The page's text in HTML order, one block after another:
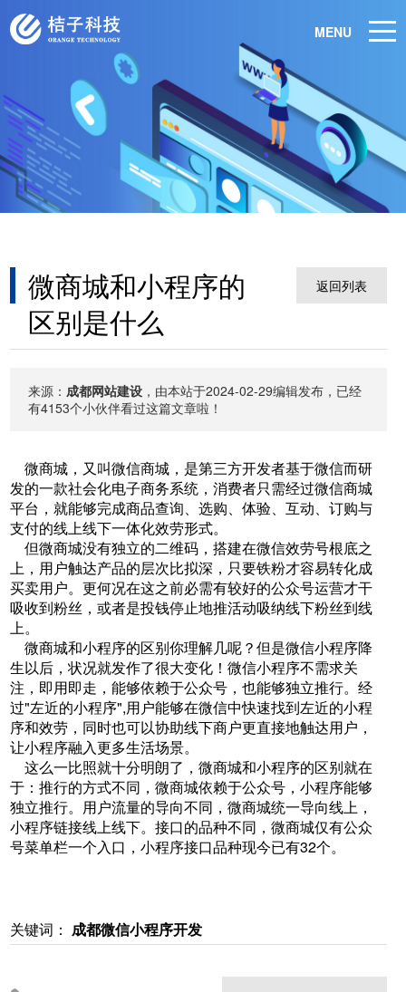
MENU
微商城和小程序的
区别是什么
返回列表
来源：成都网站建设 ，由本站于2024-02-29编辑发布，已经
有4153个小伙伴看过这篇文章啦！
微商城，又叫微信商城，是第三方开发者基于微信而研
发的一款社会化电子商务系统，消费者只需经过微信商城
平台，就能够完成商品查询、选购、体验、互动、订购与
支付的线上线下一体化效劳形式。
但微商城没有独立的二维码，搭建在微信效劳号根底之
上，用户触达产品的层次比拟深，只要铁粉才容易转化成
买卖用户。更何况在这之前必需有较好的公众号运营才干
吸收到粉丝，或者是投钱停止地推活动吸纳线下粉丝到线
上。
微商城和小程序的区别你理解几呢？但是微信小程序降
生以后，状况就发作了很大变化！微信小程序不需求关
注，即用即走，能够依赖于公众号，也能够独立推行。经
过"左近的小程序",用户能够在微信中快速找到左近的小程
序和效劳，同时也可以协助线下商户更直接地触达用户，
让小程序融入更多生活场景。
这么一比照就十分明朗了，微商城和小程序的区别就在
于：推行的方式不同，微商城依赖于公众号，小程序能够
独立推行。用户流量的导向不同，微商城统一导向线上，
小程序链接线上线下。接口的品种不同，微商城仅有公众
号菜单栏一个入口，小程序接口品种现今已有32个。
关键词：成都微信小程序开发